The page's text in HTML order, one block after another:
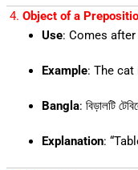
4. Object of a
Use: Comes
Example: The cat
Bangla: বিড়ালটি
Explanation: